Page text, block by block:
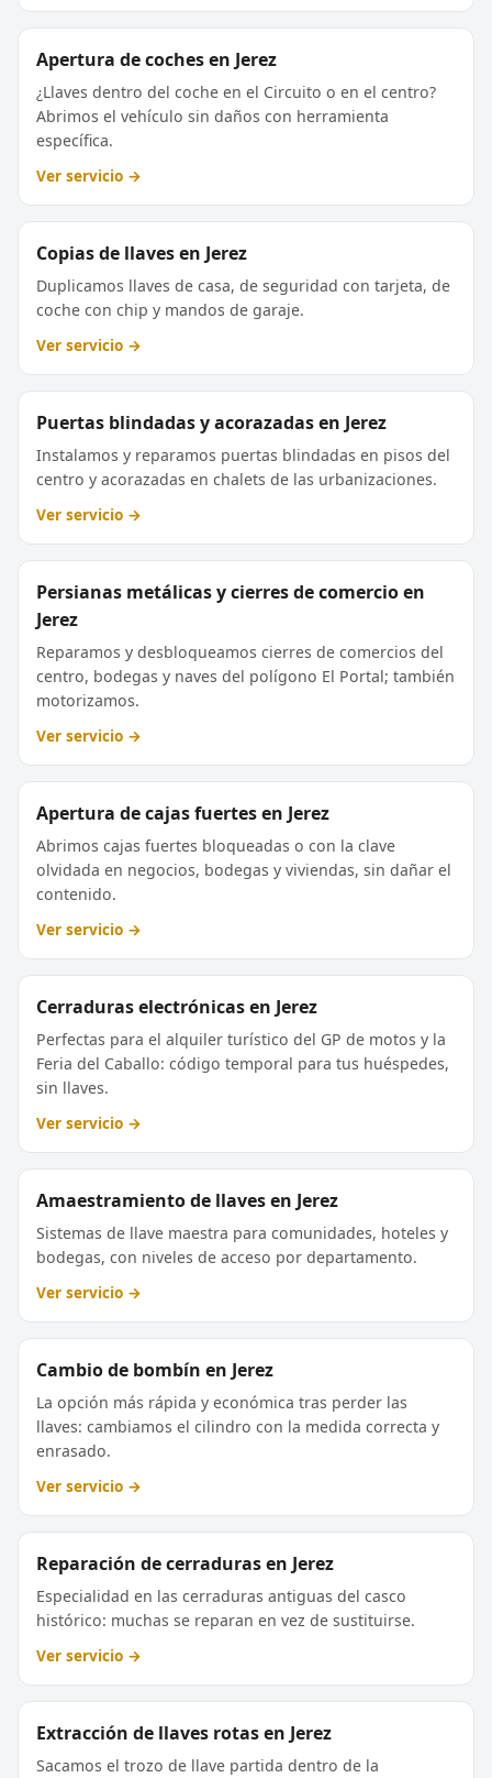
Apertura de coches en Jerez
¿Llaves dentro del coche en el Circuito o en el centro?
Abrimos el vehículo sin daños con herramienta
específica.
Ver servicio →
Copias de llaves en Jerez
Duplicamos llaves de casa, de seguridad con tarjeta, de
coche con chip y mandos de garaje.
Ver servicio →
Puertas blindadas y acorazadas en Jerez
Instalamos y reparamos puertas blindadas en pisos del
centro y acorazadas en chalets de las urbanizaciones.
Ver servicio →
Persianas metálicas y cierres de comercio en
Jerez
Reparamos y desbloqueamos cierres de comercios del
centro, bodegas y naves del polígono El Portal; también
motorizamos.
Ver servicio →
Apertura de cajas fuertes en Jerez
Abrimos cajas fuertes bloqueadas o con la clave
olvidada en negocios, bodegas y viviendas, sin dañar el
contenido.
Ver servicio →
Cerraduras electrónicas en Jerez
Perfectas para el alquiler turístico del GP de motos y la
Feria del Caballo: código temporal para tus huéspedes,
sin llaves.
Ver servicio →
Amaestramiento de llaves en Jerez
Sistemas de llave maestra para comunidades, hoteles y
bodegas, con niveles de acceso por departamento.
Ver servicio →
Cambio de bombín en Jerez
La opción más rápida y económica tras perder las
llaves: cambiamos el cilindro con la medida correcta y
enrasado.
Ver servicio →
Reparación de cerraduras en Jerez
Especialidad en las cerraduras antiguas del casco
histórico: muchas se reparan en vez de sustituirse.
Ver servicio →
Extracción de llaves rotas en Jerez
Sacamos el trozo de llave partida dentro de la